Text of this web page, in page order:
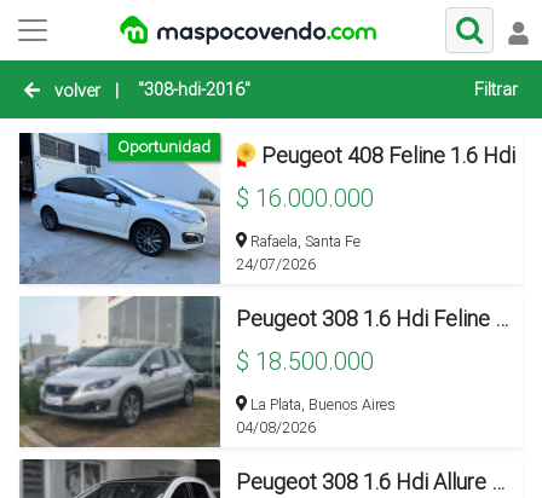
volver | "308-hdi-2016" Filtrar
Oportunidad Peugeot 408 Feline 1.6 Hdi
$ 16.000.000
Rafaela, Santa Fe
24/07/2026
Peugeot 308 1.6 Hdi Feline 2018
$ 18.500.000
La Plata, Buenos Aires
04/08/2026
Peugeot 308 1.6 Hdi Allure Nav 2013